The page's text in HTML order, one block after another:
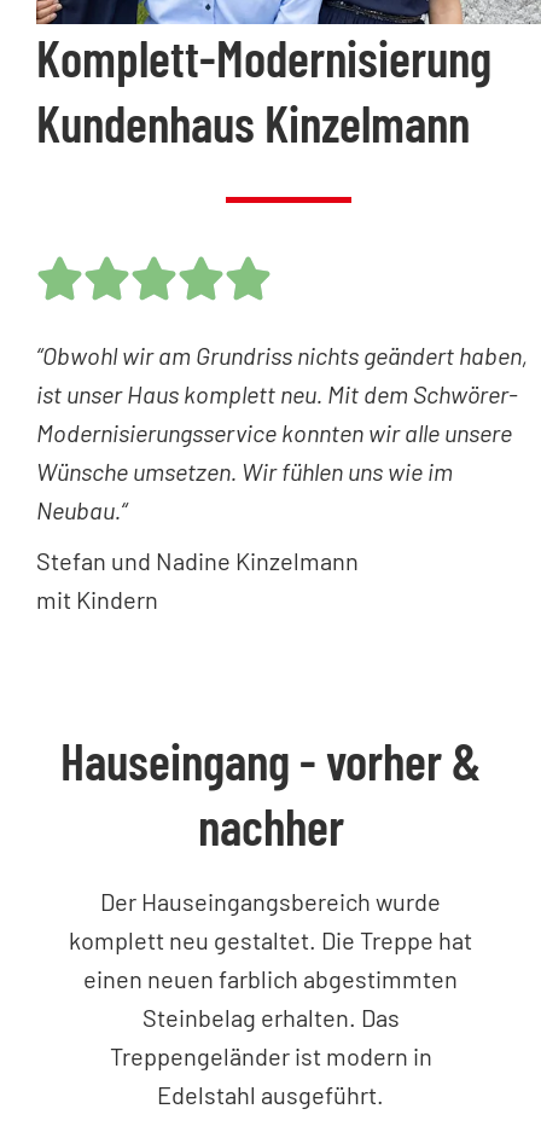
Komplett-Modernisierung
Kundenhaus Kinzelmann

“Obwohl wir am Grundriss nichts geändert haben,
ist unser Haus komplett neu. Mit dem Schwörer-
Modernisierungsservice konnten wir alle unsere
Wünsche umsetzen. Wir fühlen uns wie im
Neubau.“
Stefan und Nadine Kinzelmann
mit Kindern
Hauseingang - vorher &
nachher
Der Hauseingangsbereich wurde
komplett neu gestaltet. Die Treppe hat
einen neuen farblich abgestimmten
Steinbelag erhalten. Das
Treppengeländer ist modern in
Edelstahl ausgeführt.